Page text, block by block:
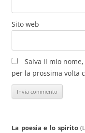
Sito web
Salva il mio
per la prossima volta
La poesia e lo spirito